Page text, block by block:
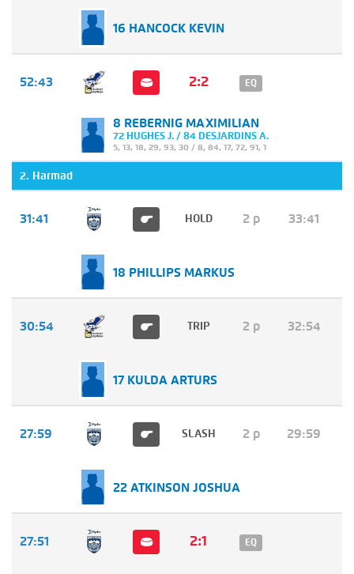
16 HANCOCK KEVIN
52:43 2:2 EQ
8 REBERNIG MAXIMILIAN
72 HUGHES J. / 84 DESJARDINS A.
5, 13, 18, 29, 93, 30 / 8, 84, 17, 72, 91, 1
2. Harmad
31:41 HOLD 2 p 33:41
18 PHILLIPS MARKUS
30:54 TRIP 2 p 32:54
17 KULDA ARTURS
27:59 SLASH 2 p 29:59
22 ATKINSON JOSHUA
27:51 2:1 EQ